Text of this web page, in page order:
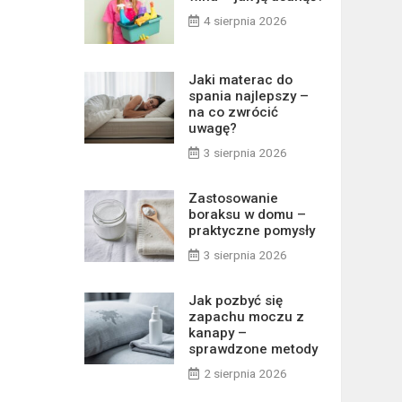
4 sierpnia 2026
Jaki materac do
spania najlepszy –
na co zwrócić
uwagę?
3 sierpnia 2026
Zastosowanie
boraksu w domu –
praktyczne pomysły
3 sierpnia 2026
Jak pozbyć się
zapachu moczu z
kanapy –
sprawdzone metody
2 sierpnia 2026